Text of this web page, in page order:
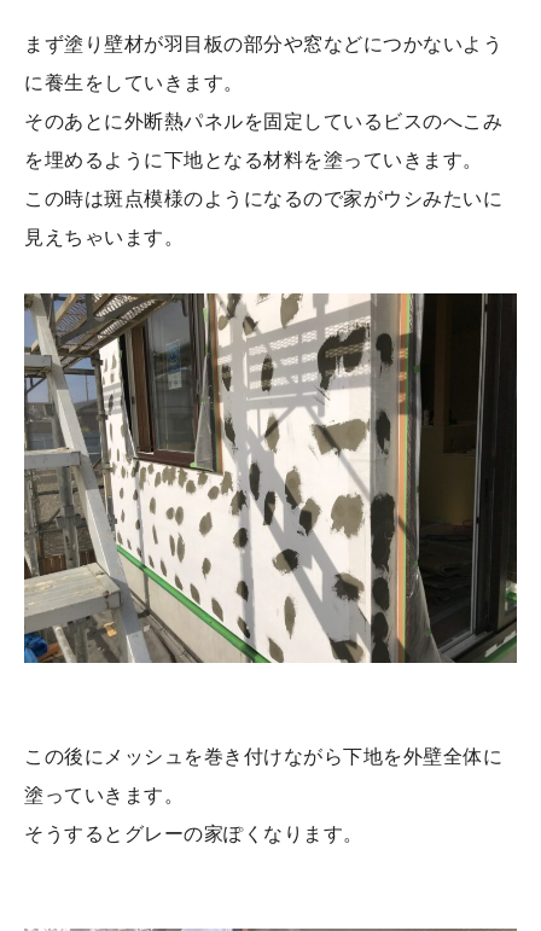
まず塗り壁材が羽目板の部分や窓などにつかないよう
に養生をしていきます。
そのあとに外断熱パネルを固定しているビスのへこみ
を埋めるように下地となる材料を塗っていきます。
この時は斑点模様のようになるので家がウシみたいに
見えちゃいます。
この後にメッシュを巻き付けながら下地を外壁全体に
塗っていきます。
そうするとグレーの家ぽくなります。